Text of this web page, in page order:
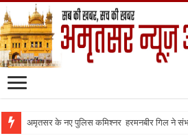
अमृतसर के नए पुलिस कमिश्नर हरमनबीर गिल ने